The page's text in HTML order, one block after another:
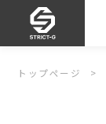
トップページ